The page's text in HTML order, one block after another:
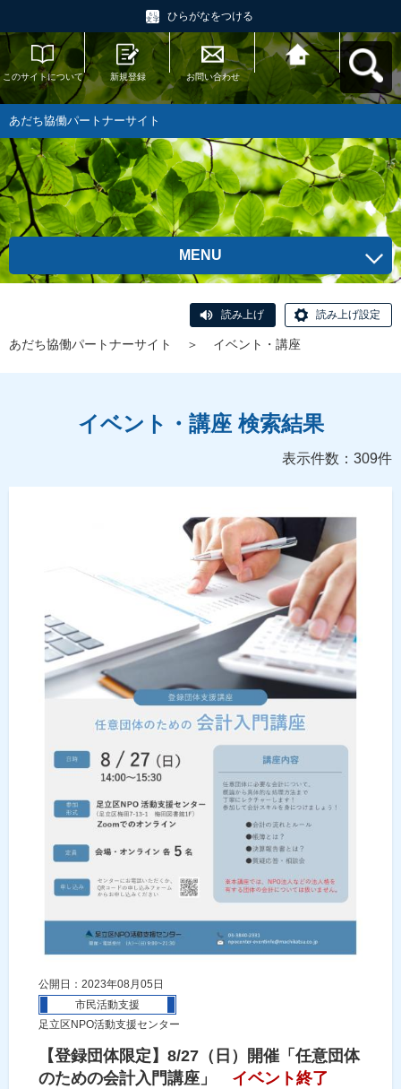
ひらがなをつける
このサイトについて 新規登録 お問い合わせ
あだち協働パートナ
ーサイトへ戻る
あだち協働パートナーサイト
MENU
読み上げ 読み上げ設定
あだち協働パートナーサイト ＞ イベント・講座
イベント・講座 検索結果
表示件数：309件
公開日：2023年08月05日
市民活動支援
足立区NPO活動支援センター
【登録団体限定】8/27（日）開催「任意団体
のための会計入門講座」
イベント終了